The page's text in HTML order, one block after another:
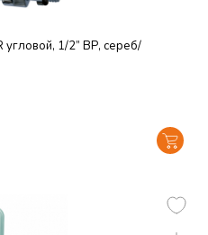
угловой, 1/2” ВР, сереб/